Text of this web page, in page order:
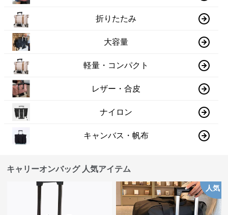
折りたたみ
大容量
軽量・コンパクト
レザー・合皮
ナイロン
キャンバス・帆布
キャリーオンバッグ 人気アイテム
人気